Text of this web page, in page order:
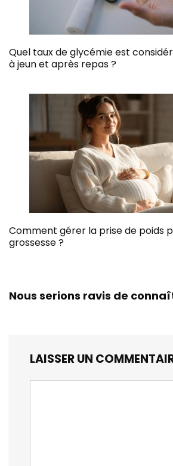
Quel taux de glycémie est
à jeun et après repas ?
Comment gérer la prise de poids
grossesse ?
Nous serions ravis de
LAISSER UN